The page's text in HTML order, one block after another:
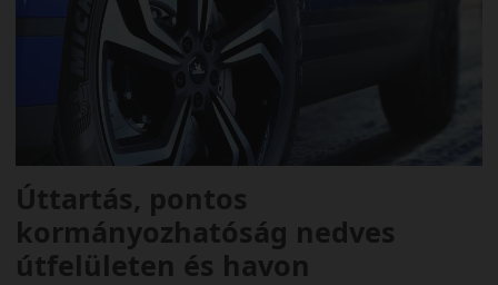
Úttartás, pontos
kormányozhatóság nedves
útfelületen és havon